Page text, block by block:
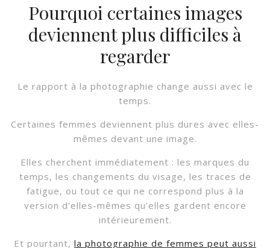
Pourquoi certaines images
deviennent plus difficiles à
regarder
Le rapport à la photographie change aussi avec le
temps.
Certaines femmes deviennent plus dures avec elles-
mêmes devant une image.
Elles cherchent immédiatement : les marques du
temps, les changements du visage, les traces de
fatigue, ou tout ce qui ne correspond plus à la
version d’elles-mêmes qu’elles gardent encore
intérieurement.
Et pourtant, la photographie de femmes peut aussi